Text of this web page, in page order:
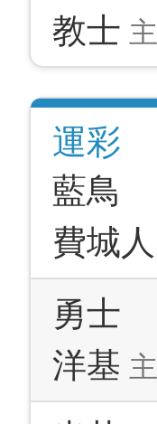
教士 主
運彩
藍鳥
費城人
勇士
洋基 主